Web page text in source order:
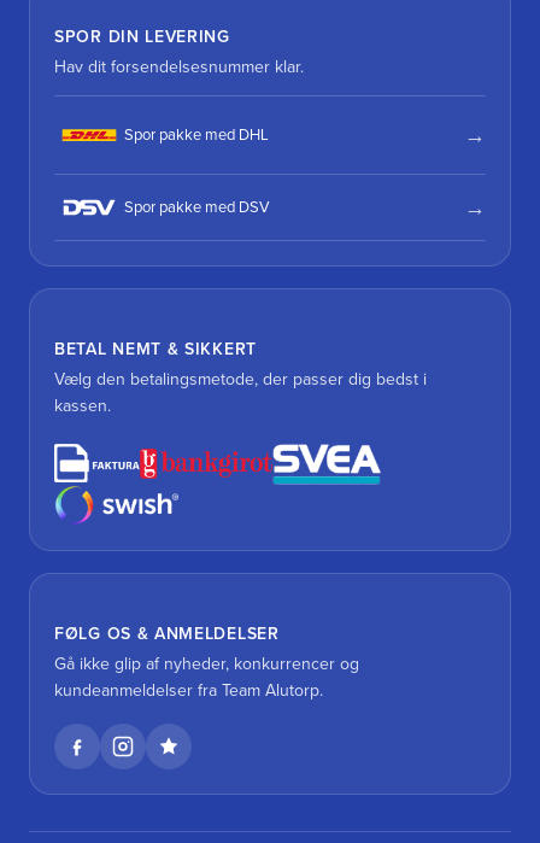
SPOR DIN LEVERING
Hav dit forsendelsesnummer klar.
Spor pakke med DHL
Spor pakke med DSV
BETAL NEMT & SIKKERT
Vælg den betalingsmetode, der passer dig bedst i
kassen.
FØLG OS & ANMELDELSER
Gå ikke glip af nyheder, konkurrencer og
kundeanmeldelser fra Team Alutorp.